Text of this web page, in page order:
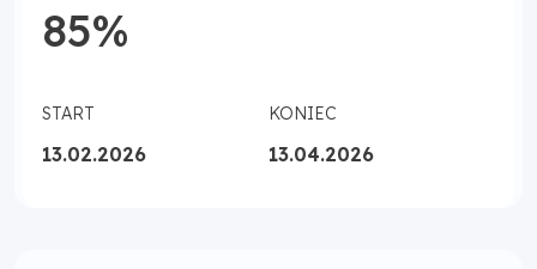
85%
START
13.02.2026
KONIEC
13.04.2026